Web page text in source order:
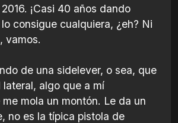
¡Casi 40 años dando
consigue cualquiera, ¿eh? Ni
vamos.
de una sidelever, o sea, que
algo que a mí
mola un montón. Le da un
no es la típica pistola de